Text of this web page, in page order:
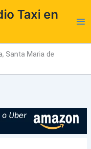
Taxi en
Santa Maria de